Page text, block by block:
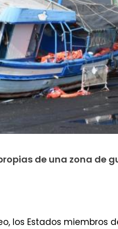
de una zona de
los Estados miembros